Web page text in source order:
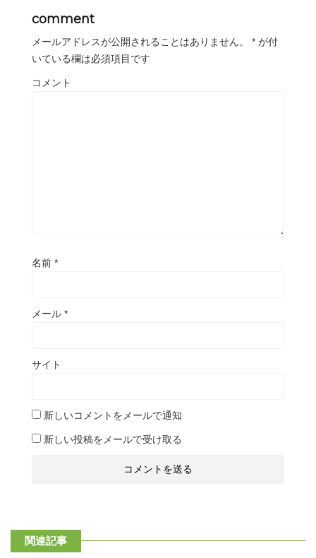
comment
メールアドレスが公開されることはありません。 * が付
いている欄は必須項目です
コメント
名前 *
メール *
サイト
新しいコメントをメールで通知
新しい投稿をメールで受け取る
関連記事